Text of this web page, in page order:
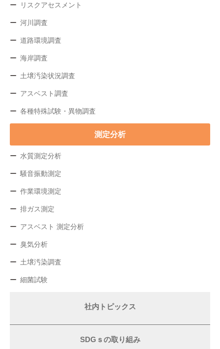
リスクアセスメント
河川調査
道路環境調査
海岸調査
土壌汚染状況調査
アスベスト調査
各種特殊試験・異物調査
測定分析
水質測定分析
騒音振動測定
作業環境測定
排ガス測定
アスベスト 測定分析
臭気分析
土壌汚染調査
細菌試験
社内トピックス
SDGｓの取り組み